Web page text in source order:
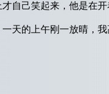
己笑起来，他是在开
的上午刚一放晴，我